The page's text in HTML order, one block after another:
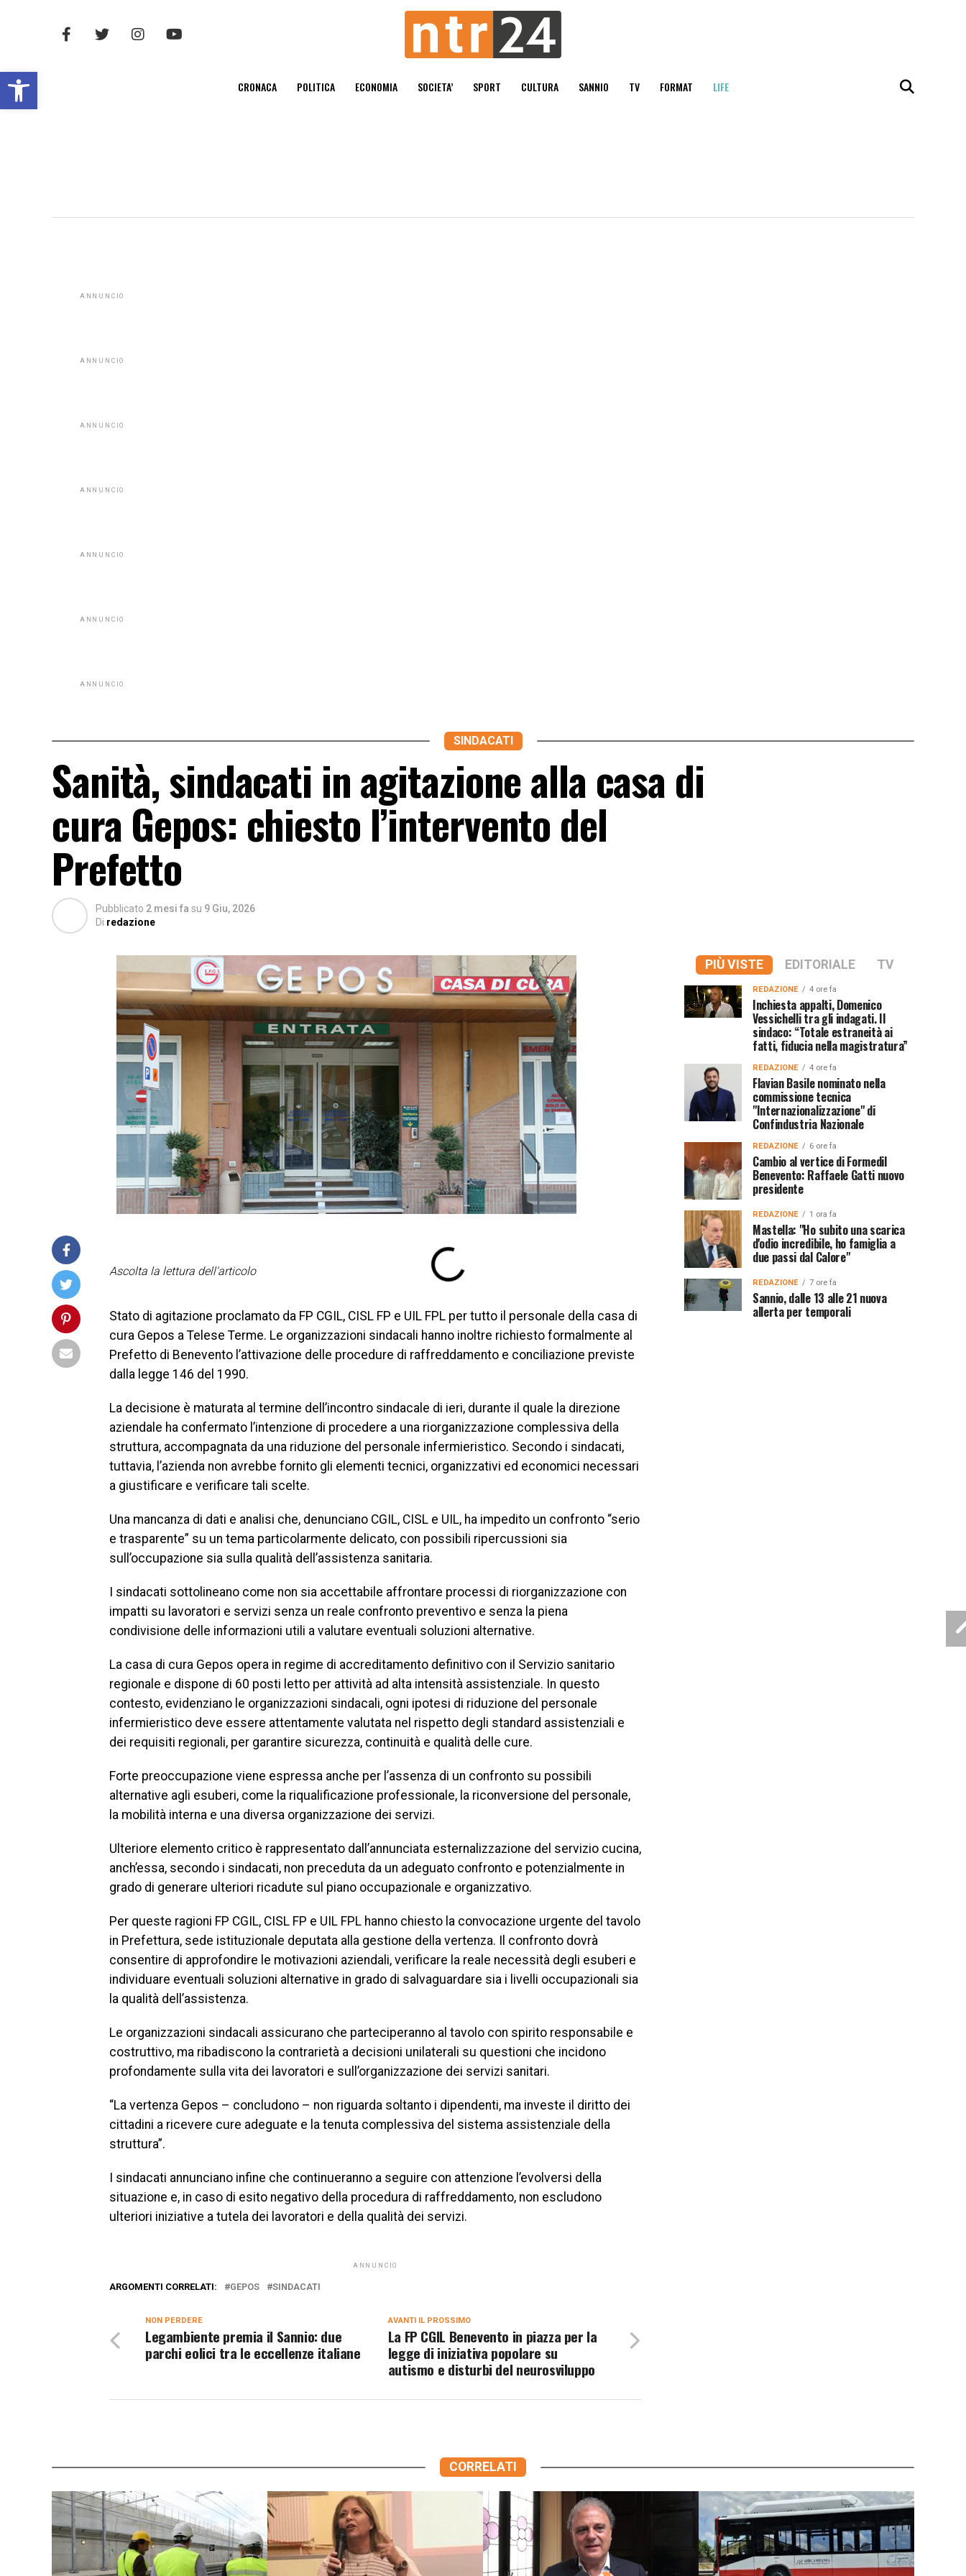
Open toolbar CRONACA POLITICA ECONOMIA SOCIETA’ SPORT CULTURA SANNIO TV FORMAT LIFE
ANNUNCIO
ANNUNCIO
ANNUNCIO
ANNUNCIO
ANNUNCIO
ANNUNCIO
ANNUNCIO
SINDACATI
Sanità, sindacati in agitazione alla casa di
cura Gepos: chiesto l’intervento del
Prefetto
Pubblicato 2 mesi fa su 9 Giu, 2026
Di redazione
Ascolta la lettura dell'articolo
Stato di agitazione proclamato da FP CGIL, CISL FP e UIL FPL per tutto il personale della casa di
cura Gepos a Telese Terme. Le organizzazioni sindacali hanno inoltre richiesto formalmente al
Prefetto di Benevento l’attivazione delle procedure di raffreddamento e conciliazione previste
dalla legge 146 del 1990.
La decisione è maturata al termine dell’incontro sindacale di ieri, durante il quale la direzione
aziendale ha confermato l’intenzione di procedere a una riorganizzazione complessiva della
struttura, accompagnata da una riduzione del personale infermieristico. Secondo i sindacati,
tuttavia, l’azienda non avrebbe fornito gli elementi tecnici, organizzativi ed economici necessari
a giustificare e verificare tali scelte.
Una mancanza di dati e analisi che, denunciano CGIL, CISL e UIL, ha impedito un confronto “serio
e trasparente” su un tema particolarmente delicato, con possibili ripercussioni sia
sull’occupazione sia sulla qualità dell’assistenza sanitaria.
I sindacati sottolineano come non sia accettabile affrontare processi di riorganizzazione con
impatti su lavoratori e servizi senza un reale confronto preventivo e senza la piena
condivisione delle informazioni utili a valutare eventuali soluzioni alternative.
La casa di cura Gepos opera in regime di accreditamento definitivo con il Servizio sanitario
regionale e dispone di 60 posti letto per attività ad alta intensità assistenziale. In questo
contesto, evidenziano le organizzazioni sindacali, ogni ipotesi di riduzione del personale
infermieristico deve essere attentamente valutata nel rispetto degli standard assistenziali e
dei requisiti regionali, per garantire sicurezza, continuità e qualità delle cure.
Forte preoccupazione viene espressa anche per l’assenza di un confronto su possibili
alternative agli esuberi, come la riqualificazione professionale, la riconversione del personale,
la mobilità interna e una diversa organizzazione dei servizi.
Ulteriore elemento critico è rappresentato dall’annunciata esternalizzazione del servizio cucina,
anch’essa, secondo i sindacati, non preceduta da un adeguato confronto e potenzialmente in
grado di generare ulteriori ricadute sul piano occupazionale e organizzativo.
Per queste ragioni FP CGIL, CISL FP e UIL FPL hanno chiesto la convocazione urgente del tavolo
in Prefettura, sede istituzionale deputata alla gestione della vertenza. Il confronto dovrà
consentire di approfondire le motivazioni aziendali, verificare la reale necessità degli esuberi e
individuare eventuali soluzioni alternative in grado di salvaguardare sia i livelli occupazionali sia
la qualità dell’assistenza.
Le organizzazioni sindacali assicurano che parteciperanno al tavolo con spirito responsabile e
costruttivo, ma ribadiscono la contrarietà a decisioni unilaterali su questioni che incidono
profondamente sulla vita dei lavoratori e sull’organizzazione dei servizi sanitari.
“La vertenza Gepos – concludono – non riguarda soltanto i dipendenti, ma investe il diritto dei
cittadini a ricevere cure adeguate e la tenuta complessiva del sistema assistenziale della
struttura”.
I sindacati annunciano infine che continueranno a seguire con attenzione l’evolversi della
situazione e, in caso di esito negativo della procedura di raffreddamento, non escludono
ulteriori iniziative a tutela dei lavoratori e della qualità dei servizi.
ANNUNCIO
ARGOMENTI CORRELATI: GEPOS SINDACATI
AVANTI IL ​​PROSSIMO
La FP CGIL Benevento in piazza per la
legge di iniziativa popolare su
autismo e disturbi del neurosviluppo
NON PERDERE
Legambiente premia il Sannio: due
parchi eolici tra le eccellenze italiane
PIÙ VISTE EDITORIALE TV
REDAZIONE 4 ore fa
Inchiesta appalti, Domenico
Vessichelli tra gli indagati. Il
sindaco: “Totale estraneità ai
fatti, fiducia nella magistratura”
REDAZIONE 4 ore fa
Flavian Basile nominato nella
commissione tecnica
"Internazionalizzazione" di
Confindustria Nazionale
REDAZIONE 6 ore fa
Cambio al vertice di Formedil
Benevento: Raffaele Gatti nuovo
presidente
REDAZIONE 1 ora fa
Mastella: "Ho subito una scarica
d'odio incredibile, ho famiglia a
due passi dal Calore"
REDAZIONE 7 ore fa
Sannio, dalle 13 alle 21 nuova
allerta per temporali
CORRELATI